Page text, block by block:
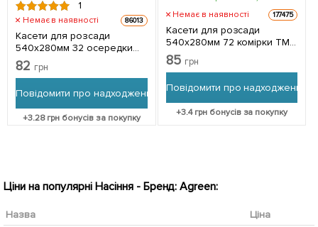
1
Немає в наявності 86013
Касети для розсади
540х280мм 32 осередки
ТМ "Agreen" (глибока)
82 грн
Повідомити про надходження
+3.28грн бонусів за покупку
Немає в наявності 177475
Касети для розсади
540х280мм 72 комірки ТМ
"Agreen" (глибина комірки
55 мм)
85 грн
Повідомити про надходження
+3.4грн бонусів за покупку
Ціни на популярні Насіння - Бренд: Agreen:
Назва
Ціна